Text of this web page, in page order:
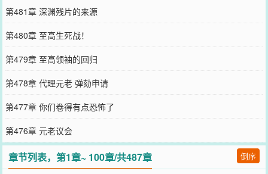
第481章 深渊残片的来源
第480章 至高生死战！
第479章 至高领袖的回归
第478章 代理元老 弹劾申请
第477章 你们卷得有点恐怖了
第476章 元老议会
章节列表，第1章~ 100章/共487章 倒序